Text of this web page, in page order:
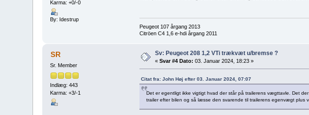
Karma: +0/-0
By: Idestrup
Peugeot 107 årgang 2013
Citröen C4 1,6 e-hdi årgang 2011
SR
Sr. Member
Indlæg: 443
Karma: +3/-1
Sv: Peugeot 208 1,2 VTi trækvæt u/bremse ?
«Svar #4 Dato: 03. Januar 2024, 18:23 »
Citat fra: John Høj efter 03. Januar 2024, 07:07
Det er egentligt ikke vigtigt hvad der står på trailerens vægttavle. Det
trailer efter bilen og så læsse den svarende til trailerens egenvægt plus